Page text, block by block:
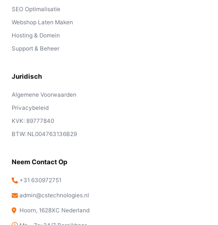
SEO Optimalisatie
Webshop Laten Maken
Hosting & Domein
Support & Beheer
Juridisch
Algemene Voorwaarden
Privacybeleid
KVK: 89777840
BTW: NL004763136B29
Neem Contact Op
+31 630972751
admin@cstechnologies.nl
Hoorn, 1628XC Nederland